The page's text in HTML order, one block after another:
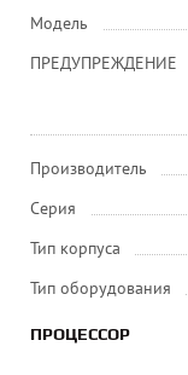
Модель
ПРЕДУПРЕЖДЕНИЕ
Производитель
Серия
Тип корпуса
Тип оборудования
ПРОЦЕССОР